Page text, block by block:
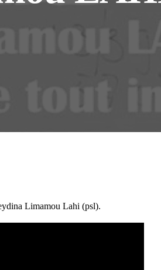
Limamou Lahi (psl).